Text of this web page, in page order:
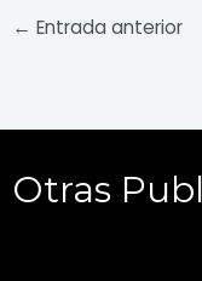
← Entrada anterior
Otras